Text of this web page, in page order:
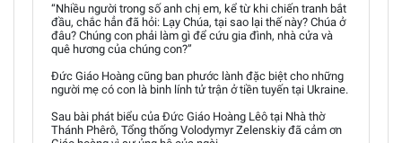
“Nhiều người trong số anh chị em, kể từ khi chiến tranh bắt
đầu, chắc hẳn đã hỏi: Lạy Chúa, tại sao lại thế này? Chúa ở
đâu? Chúng con phải làm gì để cứu gia đình, nhà cửa và
quê hương của chúng con?”
Đức Giáo Hoàng cũng ban phước lành đặc biệt cho những
người mẹ có con là binh lính tử trận ở tiền tuyến tại Ukraine.
Sau bài phát biểu của Đức Giáo Hoàng Lêô tại Nhà thờ
Thánh Phêrô, Tổng thống Volodymyr Zelenskiy đã cảm ơn